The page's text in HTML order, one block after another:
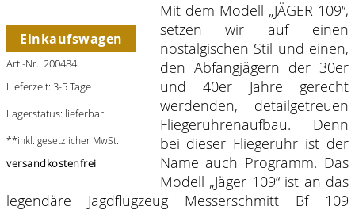
Einkaufswagen
Art.-Nr.: 200484
Lieferzeit: 3-5 Tage
Lagerstatus: lieferbar
**inkl. gesetzlicher MwSt.
versandkostenfrei
Mit dem Modell „JÄGER 109“,
setzen wir auf einen
nostalgischen Stil und einen,
den Abfangjägern der 30er
und 40er Jahre gerecht
werdenden, detailgetreuen
Fliegeruhrenaufbau. Denn
bei dieser Fliegeruhr ist der
Name auch Programm. Das
Modell „Jäger 109“ ist an das
legendäre Jagdflugzeug Messerschmitt Bf 109